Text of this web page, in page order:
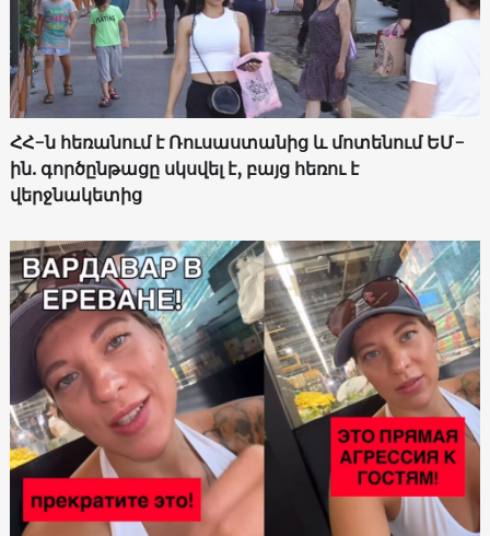
ՀՀ-ն հեռանում է Ռուսաստանից և մոտենում ԵՄ-
ին. գործընթացը սկսվել է, բայց հեռու է
վերջնակետից